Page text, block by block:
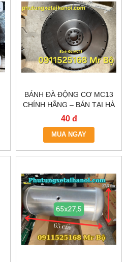
BÁNH ĐÀ ĐỘNG CƠ MC13
CHÍNH HÃNG – BÁN TẠI HÀ
NỘI & TP.HCM
40 đ
MUA NGAY